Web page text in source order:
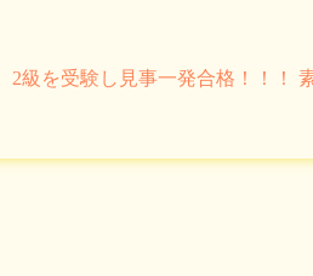
を受験し見事一発合格！！！